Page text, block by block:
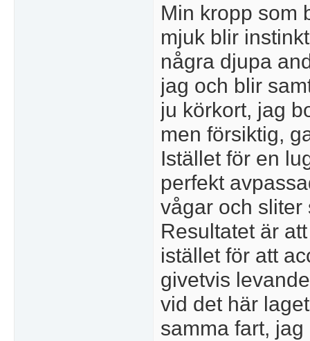
Min kropp som
mjuk blir
några djupa
jag och blir
ju körkort, jag
men försiktig,
Istället för en
perfekt
vågar och sliter
Resultatet är
istället för att
givetvis
vid det här
samma fart,